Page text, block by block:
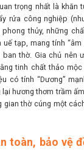
trọng nhất là khăn
rửa công nghiệp
thủy, những
tạp, mang tính “âm
ban thờ. Gia chủ nên
tinh chất thảo
có tính “Dương”
hương thơm trầm
gian thờ cúng một
toàn, bảo vệ